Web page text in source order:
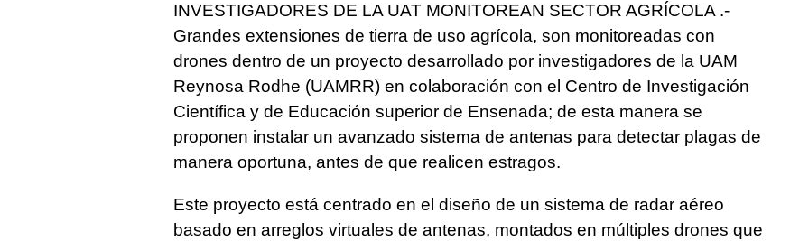
INVESTIGADORES DE LA UAT MONITOREAN SECTOR AGRÍCOLA .-
Grandes extensiones de tierra de uso agrícola, son monitoreadas con
drones dentro de un proyecto desarrollado por investigadores de la UAM
Reynosa Rodhe (UAMRR) en colaboración con el Centro de Investigación
Científica y de Educación superior de Ensenada; de esta manera se
proponen instalar un avanzado sistema de antenas para detectar plagas de
manera oportuna, antes de que realicen estragos.
Este proyecto está centrado en el diseño de un sistema de radar aéreo
basado en arreglos virtuales de antenas, montados en múltiples drones que